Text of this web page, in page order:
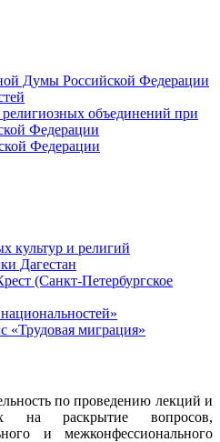
Думы Российской Федерации
объединений при
Федерации
Федерации
культур и религий
Дагестан
(Санкт-Петербургское
«Трудовая миграция»
по проведению лекций и
на раскрытие вопросов,
и межконфессионального